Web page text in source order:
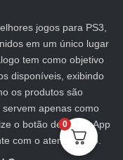
jogos para PS3,
em um único lugar
tem como objetivo
disponíveis, exibindo
os produtos são
apenas como
o botão de WhatsApp
com o atendimento.
0